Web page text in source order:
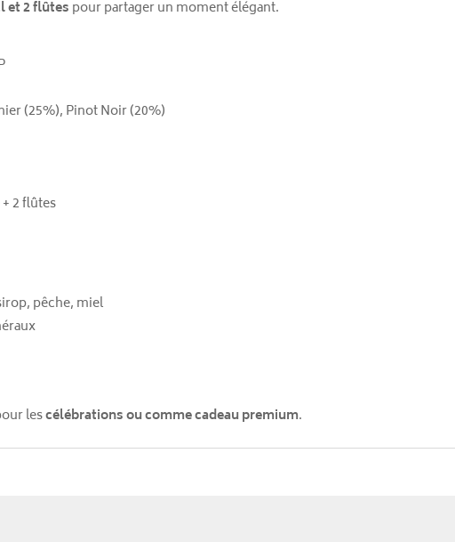
et 2 flûtespour partager un moment élégant.
(25%), Pinot Noir (20%)
2 flûtes
pêche, miel
lescélébrations ou comme cadeau premium.